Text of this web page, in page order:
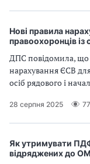
Нові правила
правоохоронців
ДПС повідомила, що
нарахування ЄСВ
осіб рядового і
28 серпня 2025
Як утримувати
відряджених до